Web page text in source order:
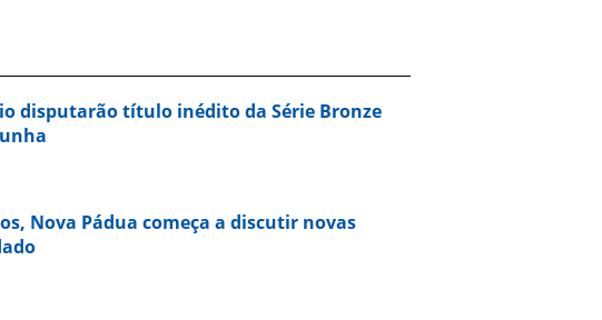
disputarão título inédito da Série Bronze
Nova Pádua começa a discutir novas